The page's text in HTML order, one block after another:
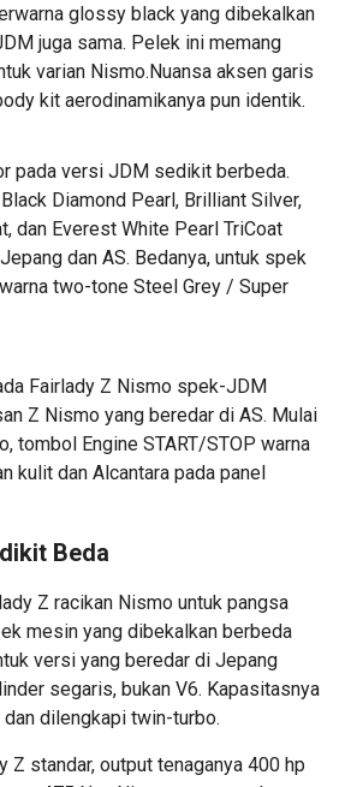
glossy black yang dibekalkan
juga sama. Pelek ini memang
varian Nismo.Nuansa aksen garis
kit aerodinamikanya pun identik.
pada versi JDM sedikit berbeda.
Diamond Pearl, Brilliant Silver,
dan Everest White Pearl TriCoat
dan AS. Bedanya, untuk spek
two-tone Steel Grey / Super
Fairlady Z Nismo spek-JDM
Z Nismo yang beredar di AS. Mulai
tombol Engine START/STOP warna
kulit dan Alcantara pada panel
Beda
Z racikan Nismo untuk pangsa
mesin yang dibekalkan berbeda
versi yang beredar di Jepang
segaris, bukan V6. Kapasitasnya
dilengkapi twin-turbo.
Z standar, output tenaganya 400 hp